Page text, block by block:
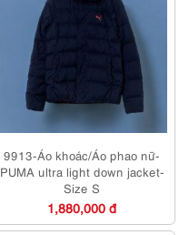
9913-Áo khoác/Áo phao nữ-
PUMA ultra light down jacket-
Size S
1,880,000 đ